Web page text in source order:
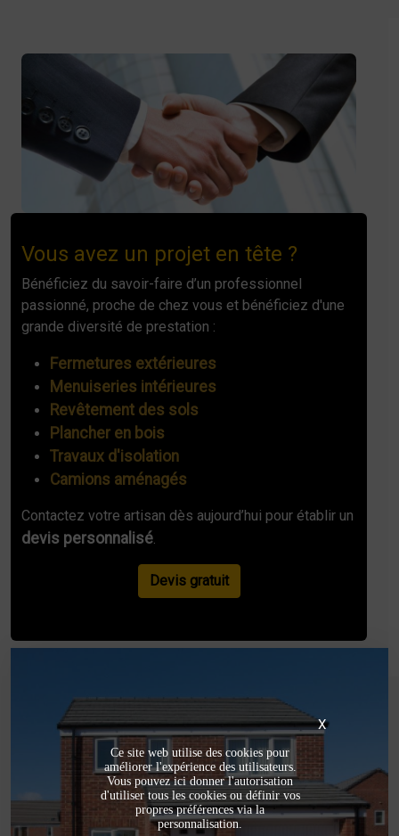
Vous avez un projet en tête ?
Bénéficiez du savoir-faire d’un professionnel
passionné, proche de chez vous et bénéficiez d'une
grande diversité de prestation :
Fermetures extérieures
Menuiseries intérieures
Revêtement des sols
Plancher en bois
Travaux d'isolation
Camions aménagés
Contactez votre artisan dès aujourd’hui pour établir un
devis personnalisé.
Devis gratuit
X
Ce site web utilise des cookies pour
améliorer l'expérience des utilisateurs.
Vous pouvez ici donner l'autorisation
d'utiliser tous les cookies ou définir vos
propres préférences via la
personnalisation.